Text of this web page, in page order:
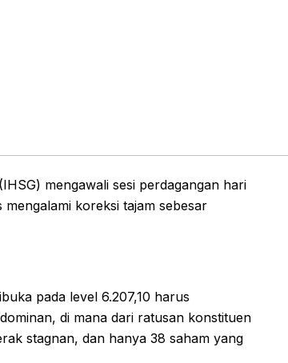
mengawali sesi perdagangan hari
koreksi tajam sebesar
pada level 6.207,10 harus
di mana dari ratusan konstituen
stagnan, dan hanya 38 saham yang